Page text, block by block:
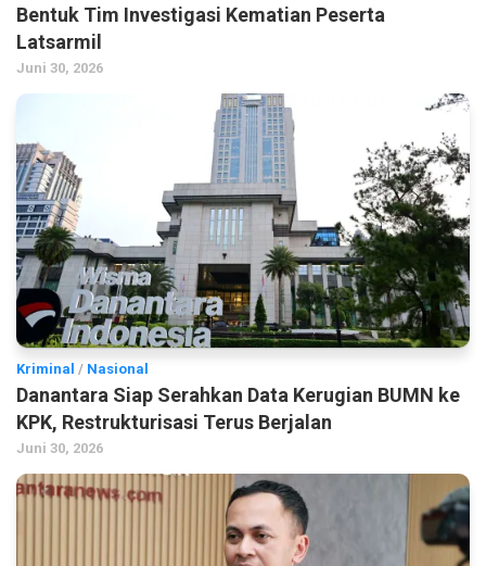
Bentuk Tim Investigasi Kematian Peserta
Latsarmil
Juni 30, 2026
Kriminal / Nasional
Danantara Siap Serahkan Data Kerugian BUMN ke
KPK, Restrukturisasi Terus Berjalan
Juni 30, 2026